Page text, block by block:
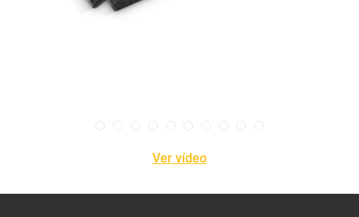
Ver vídeo